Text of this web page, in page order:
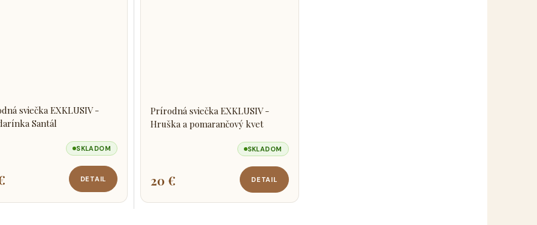
sviečka EXKLUSIV -
Santál
SKLADOM
DETAIL
Prírodná sviečka EXKLUSIV -
Hruška a pomarančový kvet
SKLADOM
20 € DETAIL